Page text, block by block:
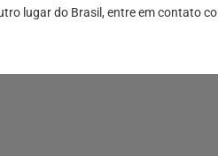
lugar do Brasil, entre em contato